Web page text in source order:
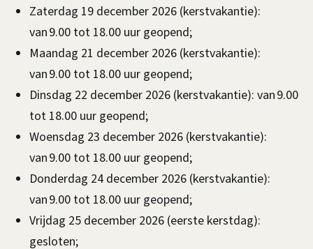
Zaterdag 19 december 2026 (kerstvakantie):
van 9.00 tot 18.00 uur geopend;
Maandag 21 december 2026 (kerstvakantie):
van 9.00 tot 18.00 uur geopend;
Dinsdag 22 december 2026 (kerstvakantie): van 9.00
tot 18.00 uur geopend;
Woensdag 23 december 2026 (kerstvakantie):
van 9.00 tot 18.00 uur geopend;
Donderdag 24 december 2026 (kerstvakantie):
van 9.00 tot 18.00 uur geopend;
Vrijdag 25 december 2026 (eerste kerstdag):
gesloten;